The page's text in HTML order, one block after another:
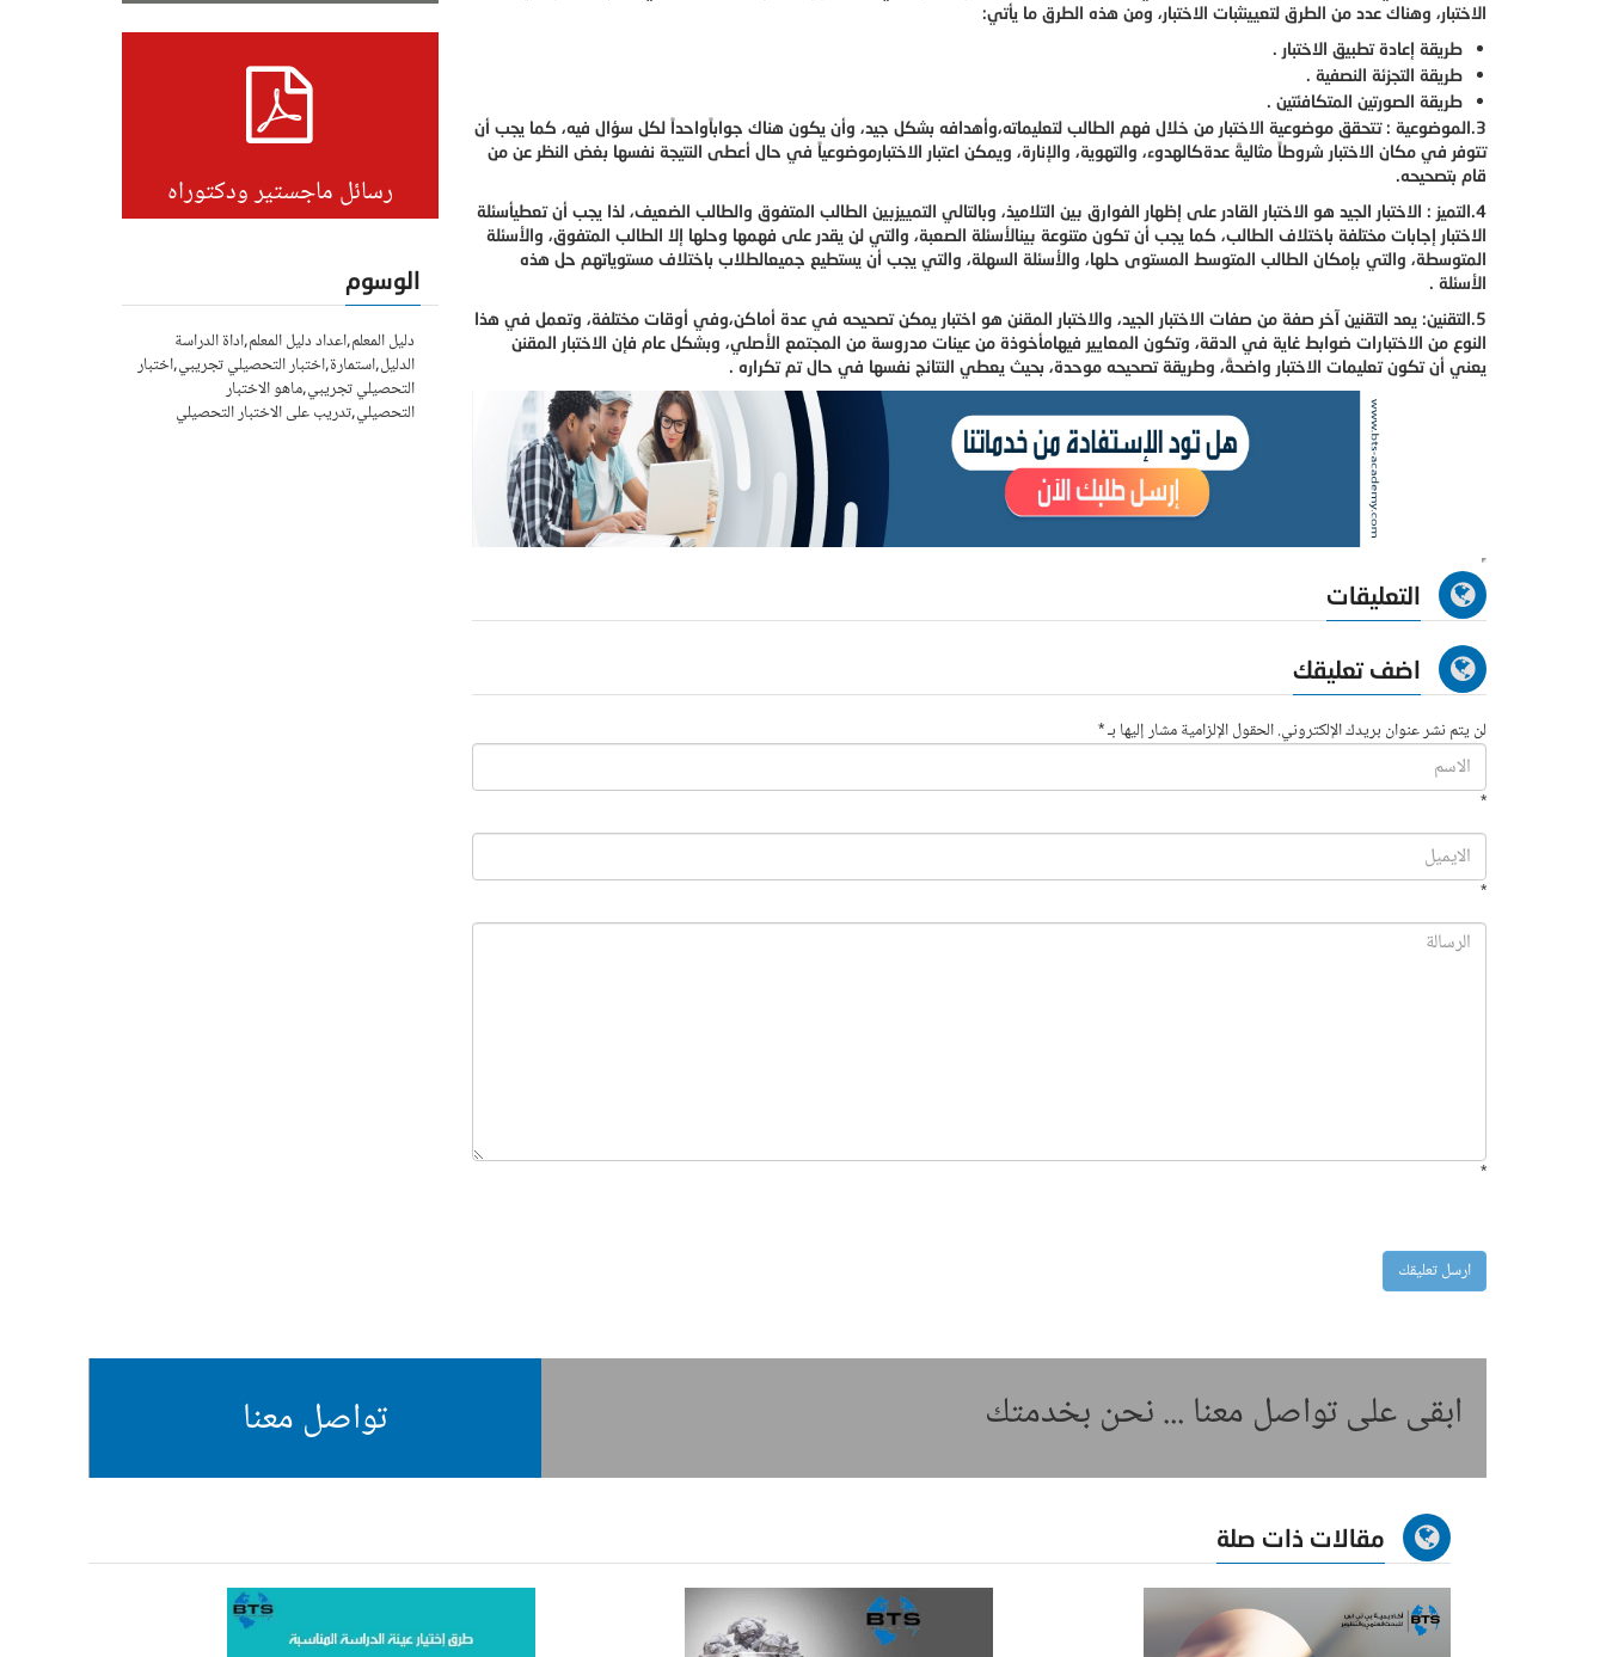
الاختبار، وهناك عدد من الطرق لتعيينثبات الاختبار، ومن هذه الطرق ما يأتي:
طريقة إعادة تطبيق الاختبار .
طريقة التجزئة النصفية .
طريقة الصورتين المتكافئتين .
3.الموضوعية : تتحقق موضوعية الاختبار من خلال فهم الطالب لتعليماته،وأهدافه بشكل جيد، وأن يكون هناك جواباًواحداً لكل سؤال فيه، كما يجب أن
تتوفر في مكان الاختبار شروطاً مثاليةً عدةكالهدوء، والتهوية، والإنارة، ويمكن اعتبار الاختبارموضوعياً في حال أعطى النتيجة نفسها بغض النظر عن من
قام بتصحيحه.
4. التميز : الاختبار الجيد هو الاختبار القادر على إظهار الفوارق بين التلاميذ، وبالتالي التمييزبين الطالب المتفوق والطالب الضعيف، لذا يجب أن تعطيأسئلة
الاختبار إجابات مختلفة باختلاف الطالب، كما يجب أن تكون متنوعة بينالأسئلة الصعبة، والتي لن يقدر على فهمها وحلها إلا الطالب المتفوق، والأسئلة
المتوسطة، والتي بإمكان الطالب المتوسط المستوى حلها، والأسئلة السهلة، والتي يجب أن يستطيع جميعالطلاب باختلاف مستوياتهم حل هذه
الأسئلة .
5.التقنين: يعد التقنين آخر صفة من صفات الاختبار الجيد، والاختبار المقنن هو اختبار يمكن تصحيحه في عدة أماكن،وفي أوقات مختلفة، وتعمل في هذا
النوع من الاختبارات ضوابط غاية في الدقة، وتكون المعايير فيهامأخوذة من عينات مدروسة من المجتمع الأصلي، وبشكل عام فإن الاختبار المقنن
يعني أن تكون تعليمات الاختبار واضحةً، وطريقة تصحيحه موحدة، بحيث يعطي النتائج نفسها في حال تم تكراره .
التعليقات
اضف تعليقك
لن يتم نشر عنوان بريدك الإلكتروني. الحقول الإلزامية مشار إليها بـ *
*
*
*
ابقى على تواصل معنا ... نحن بخدمتك تواصل معنا
مقالات ذات صلة
رسائل ماجستير ودكتوراه
الوسوم
دليل المعلم,اعداد دليل المعلم,اداة الدراسة
الدليل,استمارة,اختبار التحصيلي تجريبي,اختبار
التحصيلي تجريبي,ماهو الاختبار
التحصيلي,تدريب على الاختبار التحصيلي